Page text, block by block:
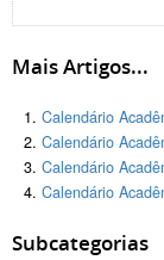
Mais Artigos...
Calendário
Calendário
Calendário
Calendário
Subcategorias